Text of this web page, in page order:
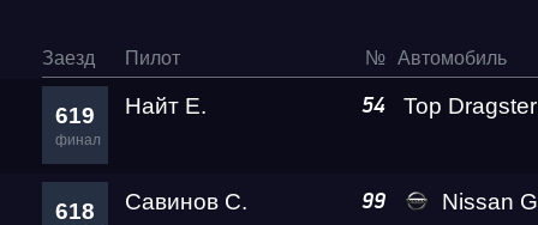
Заезд Пилот № Автомобиль
619
финал
Найт Е. 54
618 Савинов С. 99 Nissan GT-R